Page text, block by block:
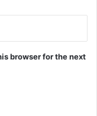
browser for the next